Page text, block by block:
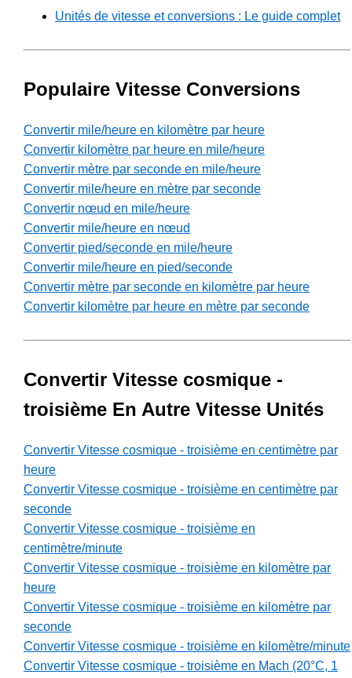
Unités de vitesse et conversions : Le guide complet
Populaire Vitesse Conversions
Convertir mile/heure en kilomètre par heure
Convertir kilomètre par heure en mile/heure
Convertir mètre par seconde en mile/heure
Convertir mile/heure en mètre par seconde
Convertir nœud en mile/heure
Convertir mile/heure en nœud
Convertir pied/seconde en mile/heure
Convertir mile/heure en pied/seconde
Convertir mètre par seconde en kilomètre par heure
Convertir kilomètre par heure en mètre par seconde
Convertir Vitesse cosmique -
troisième En Autre Vitesse Unités
Convertir Vitesse cosmique - troisième en centimètre par
heure
Convertir Vitesse cosmique - troisième en centimètre par
seconde
Convertir Vitesse cosmique - troisième en
centimètre/minute
Convertir Vitesse cosmique - troisième en kilomètre par
heure
Convertir Vitesse cosmique - troisième en kilomètre par
seconde
Convertir Vitesse cosmique - troisième en kilomètre/minute
Convertir Vitesse cosmique - troisième en Mach (20°C, 1